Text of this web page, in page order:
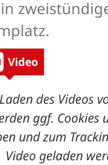
Video
des Videos
ggf. Cookies
und zum
Video geladen